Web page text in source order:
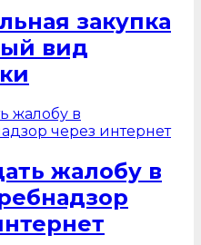
закупка
вид
жалобу в